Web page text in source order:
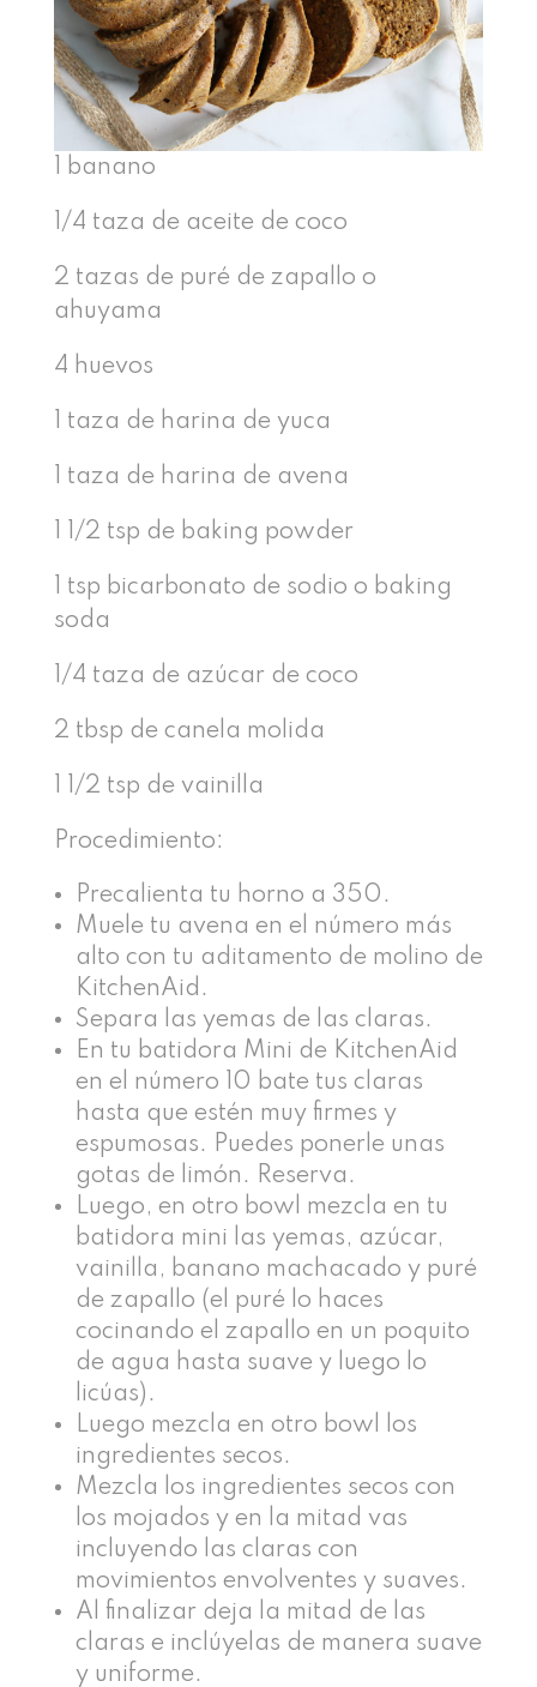
1 banano
1/4 taza de aceite de coco
2 tazas de puré de zapallo o
ahuyama
4 huevos
1 taza de harina de yuca
1 taza de harina de avena
1 1/2 tsp de baking powder
1 tsp bicarbonato de sodio o baking
soda
1/4 taza de azúcar de coco
2 tbsp de canela molida
1 1/2 tsp de vainilla
Procedimiento:
Precalienta tu horno a 350.
Muele tu avena en el número más
alto con tu aditamento de molino de
KitchenAid.
Separa las yemas de las claras.
En tu batidora Mini de KitchenAid
en el número 10 bate tus claras
hasta que estén muy firmes y
espumosas. Puedes ponerle unas
gotas de limón. Reserva.
Luego, en otro bowl mezcla en tu
batidora mini las yemas, azúcar,
vainilla, banano machacado y puré
de zapallo (el puré lo haces
cocinando el zapallo en un poquito
de agua hasta suave y luego lo
licúas).
Luego mezcla en otro bowl los
ingredientes secos.
Mezcla los ingredientes secos con
los mojados y en la mitad vas
incluyendo las claras con
movimientos envolventes y suaves.
Al finalizar deja la mitad de las
claras e inclúyelas de manera suave
y uniforme.